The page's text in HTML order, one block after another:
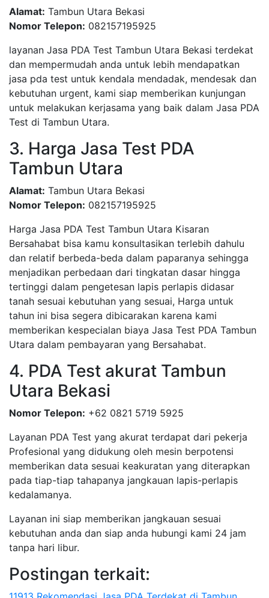
Alamat: Tambun Utara Bekasi
Nomor Telepon: 082157195925
layanan Jasa PDA Test Tambun Utara Bekasi terdekat
dan mempermudah anda untuk lebih mendapatkan
jasa pda test untuk kendala mendadak, mendesak dan
kebutuhan urgent, kami siap memberikan kunjungan
untuk melakukan kerjasama yang baik dalam Jasa PDA
Test di Tambun Utara.
3. Harga Jasa Test PDA
Tambun Utara
Alamat: Tambun Utara Bekasi
Nomor Telepon: 082157195925
Harga Jasa PDA Test Tambun Utara Kisaran
Bersahabat bisa kamu konsultasikan terlebih dahulu
dan relatif berbeda-beda dalam paparanya sehingga
menjadikan perbedaan dari tingkatan dasar hingga
tertinggi dalam pengetesan lapis perlapis didasar
tanah sesuai kebutuhan yang sesuai, Harga untuk
tahun ini bisa segera dibicarakan karena kami
memberikan kespecialan biaya Jasa Test PDA Tambun
Utara dalam pembayaran yang Bersahabat.
4. PDA Test akurat Tambun
Utara Bekasi
Nomor Telepon: +62 0821 5719 5925
Layanan PDA Test yang akurat terdapat dari pekerja
Profesional yang didukung oleh mesin berpotensi
memberikan data sesuai keakuratan yang diterapkan
pada tiap-tiap tahapanya jangkauan lapis-perlapis
kedalamanya.
Layanan ini siap memberikan jangkauan sesuai
kebutuhan anda dan siap anda hubungi kami 24 jam
tanpa hari libur.
Postingan terkait: